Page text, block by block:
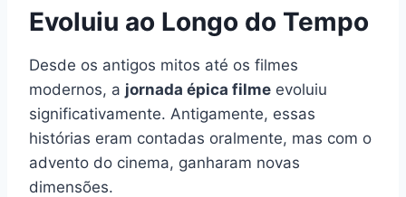
Evoluiu ao Longo do Tempo
Desde os antigos mitos até os filmes
modernos, a jornada épica filme evoluiu
significativamente. Antigamente, essas
histórias eram contadas oralmente, mas com o
advento do cinema, ganharam novas
dimensões.